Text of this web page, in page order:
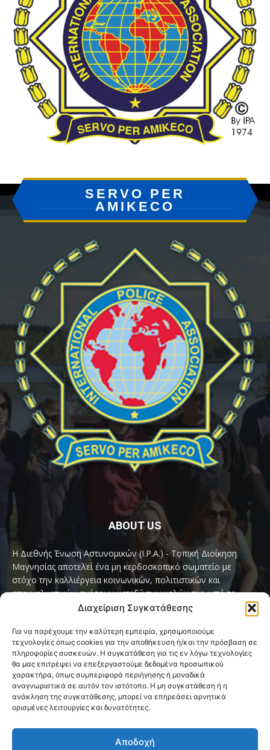
Διαχείριση Συγκατάθεσης
Για να παρέχουμε την καλύτερη εμπειρία, χρησιμοποιούμε
τεχνολογίες όπως cookies για την αποθήκευση ή/και την πρόσβαση σε
πληροφορίες συσκευών. Η συγκατάθεση για τις εν λόγω τεχνολογίες
θα μας επιτρέψει να επεξεργαστούμε δεδομένα προσωπικού
χαρακτήρα, όπως συμπεριφορά περιήγησης ή μοναδικά
αναγνωριστικά σε αυτόν τον ιστότοπο. Η μη συγκατάθεση ή η
ανάκληση της συγκατάθεσης, μπορεί να επηρεάσει αρνητικά
ορισμένες λειτουργίες και δυνατότητες.
Αποδοχή
SERVO PER
AMIKECO
ABOUT US
Η Διεθνής Ένωση Αστυνομικών (I.P.A.) - Τοπική Διοίκηση
Μαγνησίας αποτελεί ένα μη κερδοσκοπικό σωματείο με
στόχο την καλλιέργεια κοινωνικών, πολιτιστικών και
επαγγελματικών σχέσεων μεταξύ των μελών της, υπό το
παγκόσμιο σύνθημα «Servo per Amikeco» (Υπηρετώ δια της
Contact us:ipamagnesia@gmail.com
FOLLOW US